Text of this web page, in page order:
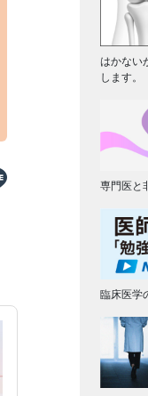
はかない
します。
専門医と
臨床医学